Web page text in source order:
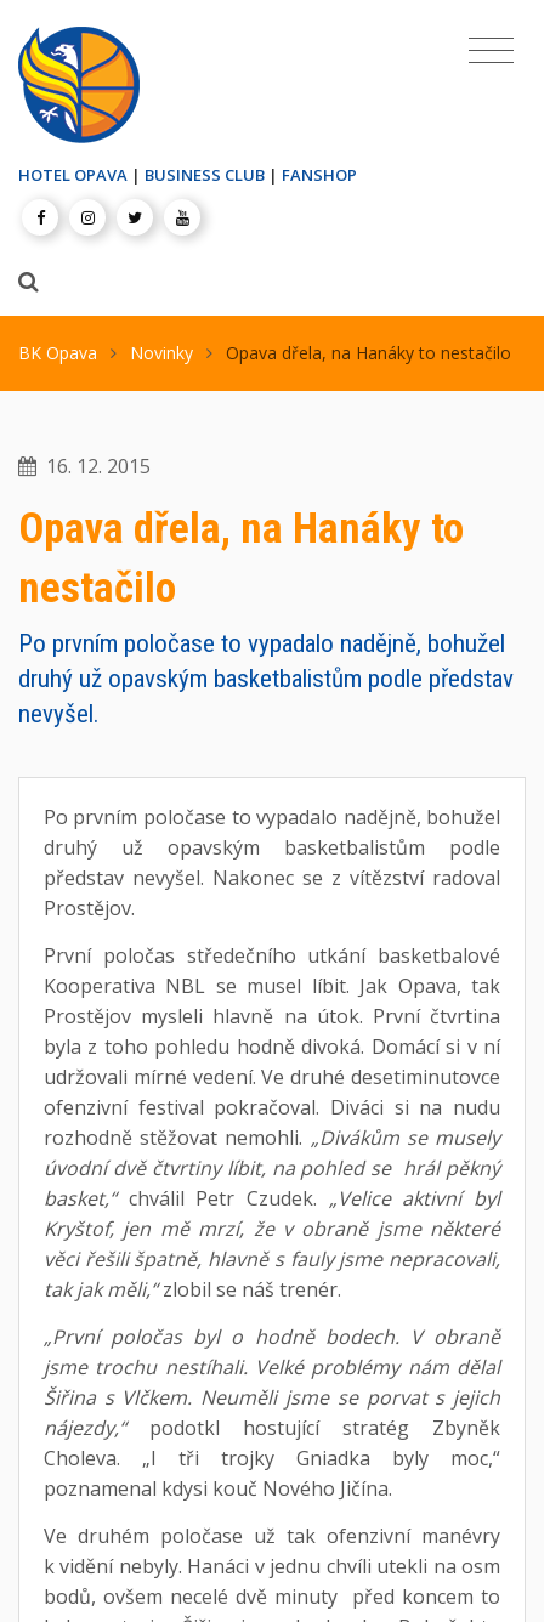
HOTEL OPAVA | BUSINESS CLUB | FANSHOP
BK Opava Novinky Opava dřela, na Hanáky to nestačilo
16. 12. 2015
Opava dřela, na Hanáky to
nestačilo
Po prvním poločase to vypadalo nadějně, bohužel
druhý už opavským basketbalistům podle představ
nevyšel.
Po prvním poločase to vypadalo nadějně, bohužel
druhý už opavským basketbalistům podle
představ nevyšel. Nakonec se z vítězství radoval
Prostějov.
První poločas středečního utkání basketbalové
Kooperativa NBL se musel líbit. Jak Opava, tak
Prostějov mysleli hlavně na útok. První čtvrtina
byla z toho pohledu hodně divoká. Domácí si v ní
udržovali mírné vedení. Ve druhé desetiminutovce
ofenzivní festival pokračoval. Diváci si na nudu
rozhodně stěžovat nemohli. „Divákům se musely
úvodní dvě čtvrtiny líbit, na pohled se hrál pěkný
basket,“ chválil Petr Czudek. „Velice aktivní byl
Kryštof, jen mě mrzí, že v obraně jsme některé
věci řešili špatně, hlavně s fauly jsme nepracovali,
tak jak měli,“zlobil se náš trenér.
„První poločas byl o hodně bodech. V obraně
jsme trochu nestíhali. Velké problémy nám dělal
Šiřina s Vlčkem. Neuměli jsme se porvat s jejich
nájezdy,“ podotkl hostující stratég Zbyněk
Choleva. „I tři trojky Gniadka byly moc,“
poznamenal kdysi kouč Nového Jičína.
Ve druhém poločase už tak ofenzivní manévry
k vidění nebyly. Hanáci v jednu chvíli utekli na osm
bodů, ovšem necelé dvě minuty před koncem to